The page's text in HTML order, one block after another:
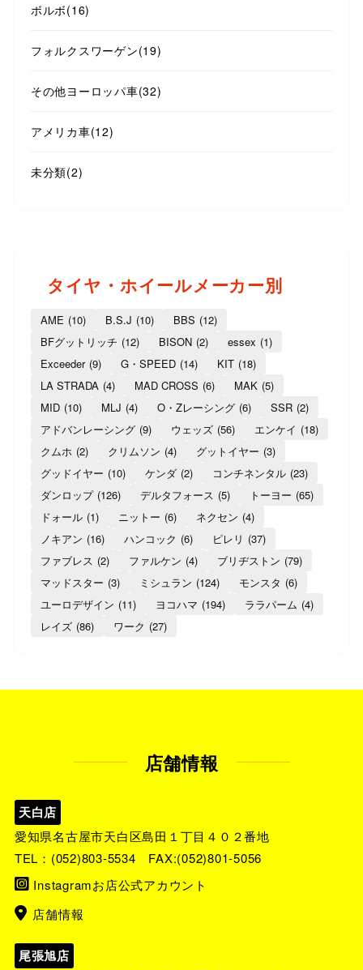
ボルボ(16)
フォルクスワーゲン(19)
その他ヨーロッパ車(32)
アメリカ車(12)
未分類(2)
タイヤ・ホイールメーカー別
AME (10) B.S.J (10) BBS (12)
BFグットリッチ (12) BISON (2) essex (1)
Exceeder (9) G・SPEED (14) KIT (18)
LA STRADA (4) MAD CROSS (6) MAK (5)
MID (10) MLJ (4) O・Zレーシング (6) SSR (2)
アドバンレーシング (9) ウェッズ (56) エンケイ (18)
クムホ (2) クリムソン (4) グットイヤー (3)
グッドイヤー (10) ケンダ (2) コンチネンタル (23)
ダンロップ (126) デルタフォース (5) トーヨー (65)
ドォール (1) ニットー (6) ネクセン (4)
ノキアン (16) ハンコック (6) ピレリ (37)
ファブレス (2) ファルケン (4) ブリヂストン (79)
マッドスター (3) ミシュラン (124) モンスタ (6)
ユーロデザイン (11) ヨコハマ (194) ララパーム (4)
レイズ (86) ワーク (27)
店舗情報
天白店
愛知県名古屋市天白区島田１丁目４０２番地
TEL： (052)803-5534 FAX:(052)801-5056
Instagramお店公式アカウント
店舗情報
尾張旭店